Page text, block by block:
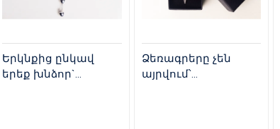
Երկնքից ընկավ
երեք խնձոր`
Ձեռագրերը չեն
այրվում՝